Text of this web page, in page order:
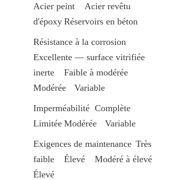
Acier peint	Acier revêtu
d'époxy	Réservoirs en béton
Résistance à la corrosion
Excellente — surface vitrifiée
inerte	Faible à modérée
Modérée	Variable
Imperméabilité	Complète
Limitée	Modérée	Variable
Exigences de maintenance	Très
faible	Élevé	Modéré à élevé
Élevé